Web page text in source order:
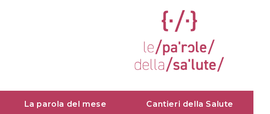
La parola del mese Cantieri della Salute